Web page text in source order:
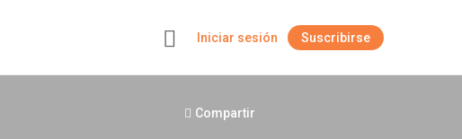
Iniciar sesión Suscribirse
Compartir